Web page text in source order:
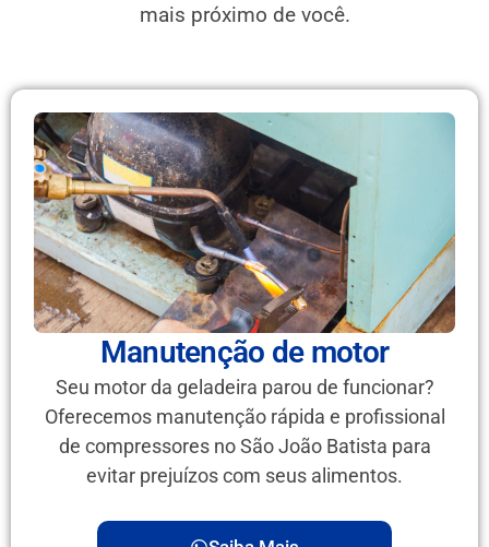
mais próximo de você.
Manutenção de motor
Seu motor da geladeira parou de funcionar?
Oferecemos manutenção rápida e profissional
de compressores no São João Batista para
evitar prejuízos com seus alimentos.